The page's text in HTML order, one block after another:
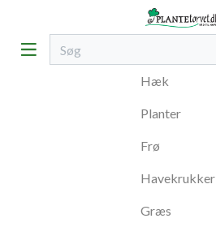
Hæk
Planter
Frø
Havekrukker
Græs